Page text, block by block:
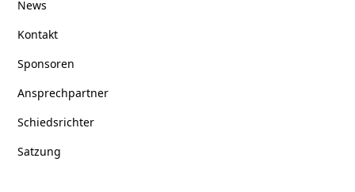
News
Kontakt
Sponsoren
Ansprechpartner
Schiedsrichter
Satzung